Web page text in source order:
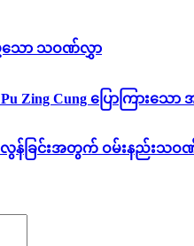
ပို့သော သဝဏ်လွှာ
Zing Cung ပြောကြားသော
ယ်လွန်ခြင်းအတွက် ဝမ်းနည်းသ